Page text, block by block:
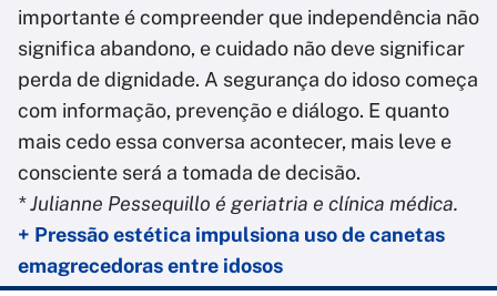
importante é compreender que independência não
significa abandono, e cuidado não deve significar
perda de dignidade. A segurança do idoso começa
com informação, prevenção e diálogo. E quanto
mais cedo essa conversa acontecer, mais leve e
consciente será a tomada de decisão.
* Julianne Pessequillo é geriatria e clínica médica.
+ Pressão estética impulsiona uso de canetas
emagrecedoras entre idosos